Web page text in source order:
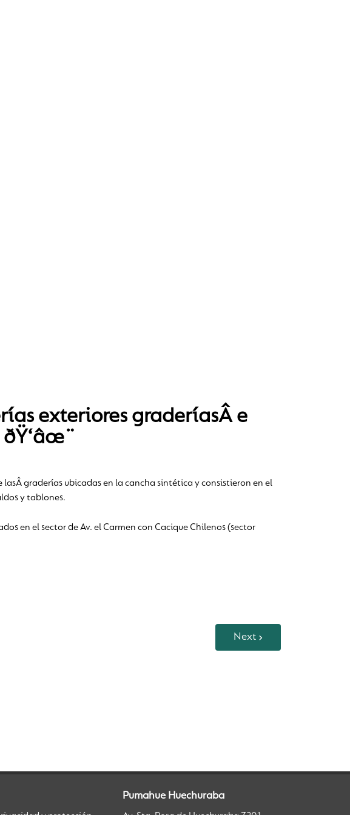
exteriores graderíasÂ e
graderías ubicadas en la cancha sintética y consistieron en el
y tablones.
en el sector de Av. el Carmen con Cacique Chilenos (sector
Next
Pumahue Huechuraba